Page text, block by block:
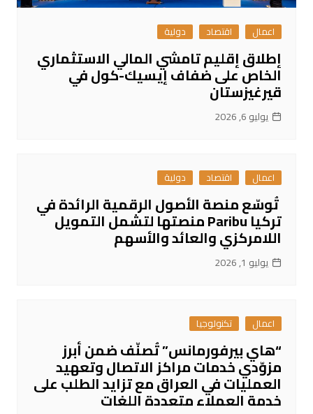
اعمال اقتصاد دولية
إطلاق إقليم تامشي المالي الاستثماري
الخاص على ضفاف إيسيك-كول في
قيرغيزستان
يوليو 6, 2026
اعمال اقتصاد دولية
تُوسّع منصة الأصول الرقمية الرائدة في
تركيا Paribu منصتها لتشمل التمويل
اللامركزي والعائد والأسهم
يوليو 1, 2026
اعمال تكنولوجيا
“هاي بيرفورمانس” تُصنّف ضمن أبرز
مزوّدي خدمات مراكز الاتصال وتعهيد
العمليات في العراق مع تزايد الطلب على
خدمة العملاء متعددة اللغات